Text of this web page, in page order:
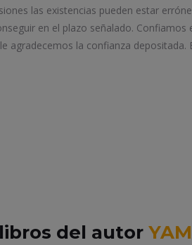
las existencias pueden estar
en el plazo señalado. Confiamos
agradecemos la confianza depositada.
del autor